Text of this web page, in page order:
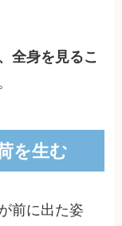
全身を見るこ
を生む
前に出た姿